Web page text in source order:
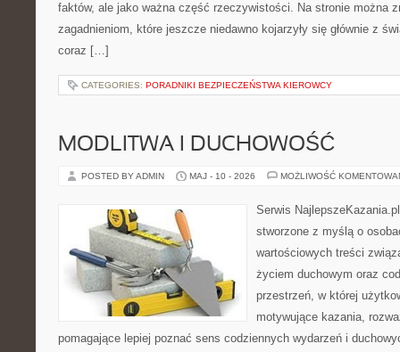
faktów, ale jako ważna część rzeczywistości. Na stronie można
zagadnieniom, które jeszcze niedawno kojarzyły się głównie z
coraz […]
CATEGORIES: PORADNIKI BEZPIECZEŃSTWA KIEROWCY
MODLITWA I DUCHOWOŚĆ
POSTED BY ADMIN MAJ - 10 - 2026 MOŻLIWOŚĆ
Serwis
stworzone z myślą o
wartościowych treści
życiem duchowym oraz
przestrzeń, w której
motywujące kazania,
pomagające lepiej poznać sens codziennych wydarzeń i